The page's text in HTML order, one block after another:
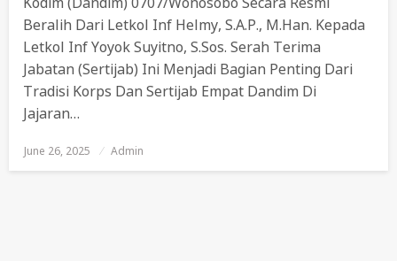
Beralih Dari Letkol Inf Helmy, S.A.P., M.Han. Kepada
Letkol Inf Yoyok Suyitno, S.Sos. Serah Terima
Jabatan (sertijab) Ini Menjadi Bagian Penting Dari
Tradisi Korps Dan Sertijab Empat Dandim Di
Jajaran…
Posted
June 26, 2025 Admin